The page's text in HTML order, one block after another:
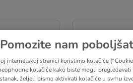
Pomozite nam
internetskoj stranici koristimo kolačiće
kolačiće kako biste mogli
željeli bismo aktivirati kolačiće u svrhu